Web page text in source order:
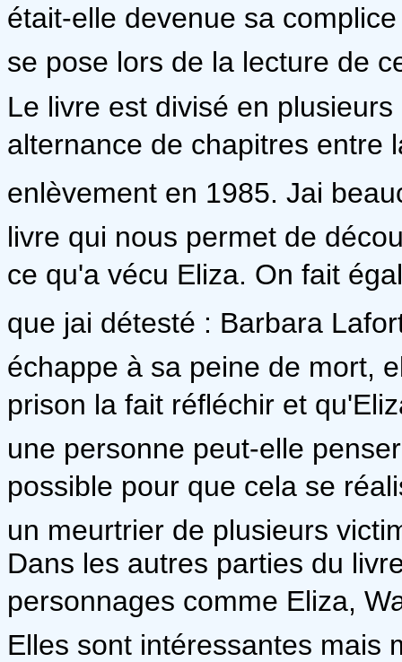
était-elle devenue sa
se pose lors de la lecture de
Le livre est divisé en
alternance de chapitres entre
enlèvement en 1985. Jai
livre qui nous permet de
ce qu'a vécu Eliza. On fait
que jai détesté : Barbara
échappe à sa peine de mort,
prison la fait réfléchir et
une personne peut-elle
possible pour que cela se
un meurtrier de plusieurs
Dans les autres parties du
personnages comme Eliza,
Elles sont intéressantes mais